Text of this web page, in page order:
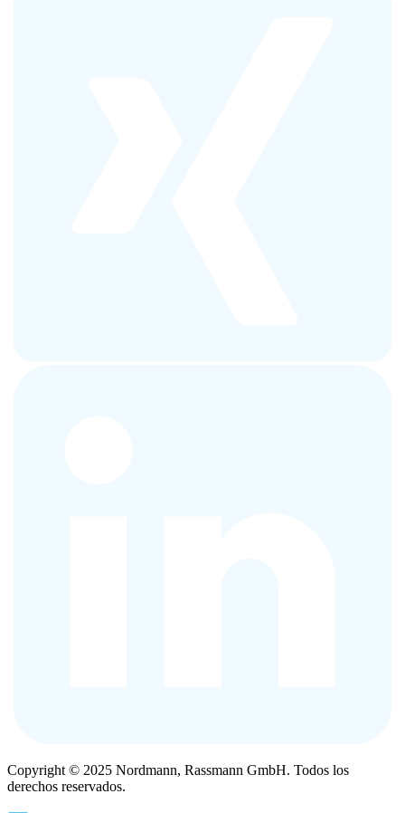
Copyright © 2025 Nordmann, Rassmann GmbH. Todos los
derechos reservados.